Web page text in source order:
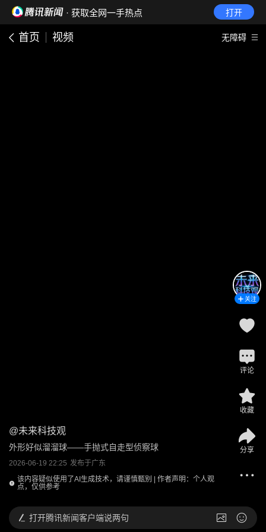
· 获取全网一手热点 打开
首页 视频 无障碍
@未来科技观
外形好似溜溜球——手抛式自走型侦察球
2026-06-19 22:25 发布于广东
该内容疑似使用了AI生成技术，请谨慎甄别 | 作者声明：个人观
点，仅供参考
关注
评论
收藏
分享
打开腾讯新闻客户端说两句